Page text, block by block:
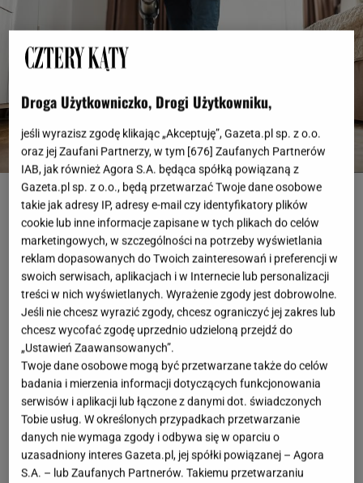
Dusan Petkovic, fot. shutterstock
OTWÓRZ GALERIĘ(3)
Sprzątanie wcale nie musi być czasochłonne i
trudne. Z odkurzaczem bezprzewodowym możesz
zapomnieć o wciąganiu kabla, szukaniu gniazdka i
przełączaniu urządzenia z pokoju do pokoju. Dziś na
rynku dostępnych jest mnóstwo odkurzaczy
bezprzewodowych, które oferują ogromną wygodę i
efektywność. Wygodne, lekkie, z różnymi
akcesoriami, są idealnym rozwiązaniem do
codziennego użytku.
Droga Użytkowniczko, Drogi Użytkowniku,
jeśli wyrazisz zgodę klikając „Akceptuję”, Gazeta.pl sp. z o.o.
oraz jej Zaufani Partnerzy, w tym [676] Zaufanych Partnerów
IAB, jak również Agora S.A. będąca spółką powiązaną z
Gazeta.pl sp. z o.o., będą przetwarzać Twoje dane osobowe
takie jak adresy IP, adresy e-mail czy identyfikatory plików
cookie lub inne informacje zapisane w tych plikach do celów
marketingowych, w szczególności na potrzeby wyświetlania
reklam dopasowanych do Twoich zainteresowań i preferencji w
swoich serwisach, aplikacjach i w Internecie lub personalizacji
treści w nich wyświetlanych. Wyrażenie zgody jest dobrowolne.
Jeśli nie chcesz wyrazić zgody, chcesz ograniczyć jej zakres lub
chcesz wycofać zgodę uprzednio udzieloną przejdź do
„Ustawień Zaawansowanych”.
Twoje dane osobowe mogą być przetwarzane także do celów
badania i mierzenia informacji dotyczących funkcjonowania
serwisów i aplikacji lub łączone z danymi dot. świadczonych
Tobie usług. W określonych przypadkach przetwarzanie
danych nie wymaga zgody i odbywa się w oparciu o
uzasadniony interes Gazeta.pl, jej spółki powiązanej – Agora
S.A. – lub Zaufanych Partnerów. Takiemu przetwarzaniu